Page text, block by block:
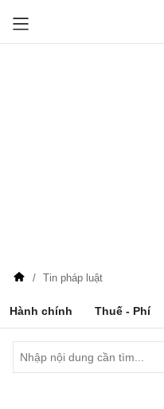
Tin pháp luật
Hành chính Thuế - Phí